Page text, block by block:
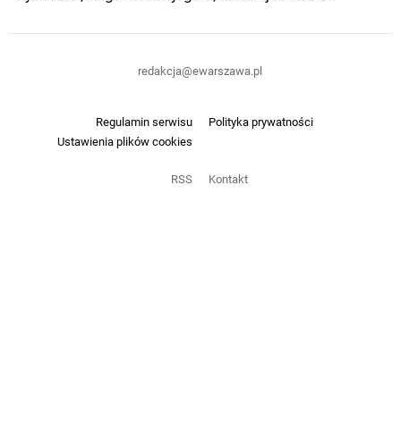
Regulamin serwisu
Polityka prywatności
Ustawienia plików cookies
RSS Kontakt
redakcja@ewarszawa.pl